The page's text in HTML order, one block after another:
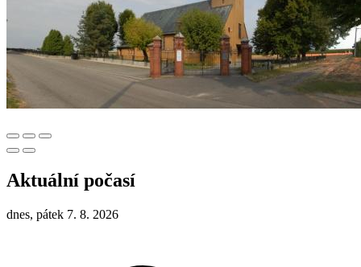
Aktuální počasí
dnes, pátek 7. 8. 2026